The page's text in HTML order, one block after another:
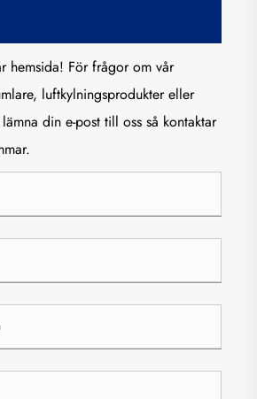
hemsida! För frågor om vår
luftkylningsprodukter eller
din e-post till oss så kontaktar